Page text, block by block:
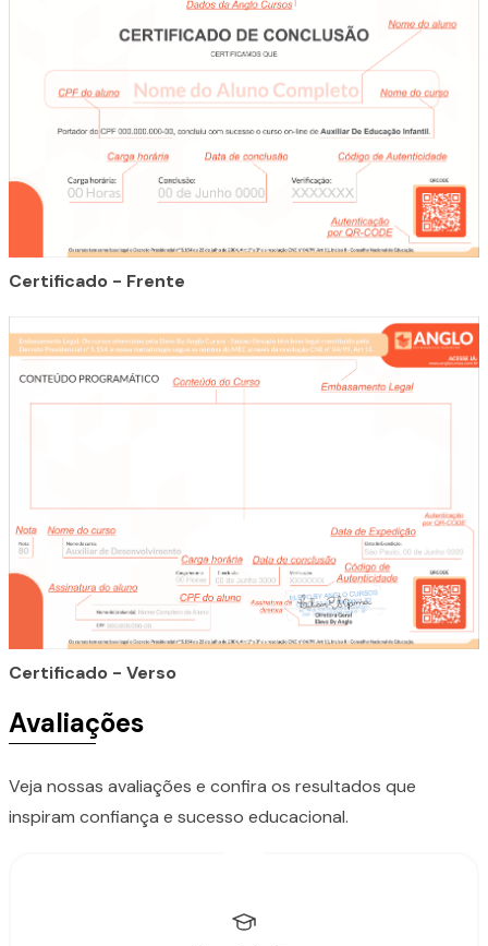
Certificado - Frente
Certificado - Verso
Avaliações
Veja nossas avaliações e confira os resultados que
inspiram confiança e sucesso educacional.